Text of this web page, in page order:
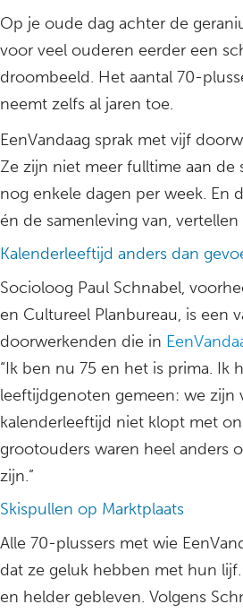
Op je oude dag achter de
voor veel ouderen eerder een
droombeeld. Het aantal 70-
neemt zelfs al jaren toe.
EenVandaag sprak met vijf
Ze zijn niet meer fulltime aan de
nog enkele dagen per week. En
én de samenleving van, vertellen
Kalenderleeftijd anders dan
Socioloog Paul Schnabel,
en Cultureel Planbureau, is een
doorwerkenden die in
“Ik ben nu 75 en het is prima. Ik
leeftijdgenoten gemeen: we zijn
kalenderleeftijd niet klopt met
grootouders waren heel anders
zijn.”
Skispullen op Marktplaats
Alle 70-plussers met wie
dat ze geluk hebben met hun
en helder gebleven. Volgens